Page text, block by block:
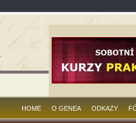
HOME O GENEA ODKAZY